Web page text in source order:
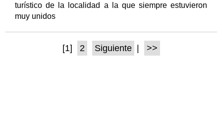
turístico de la localidad a la que siempre estuvieron
muy unidos
[1] 2 Siguiente | >>